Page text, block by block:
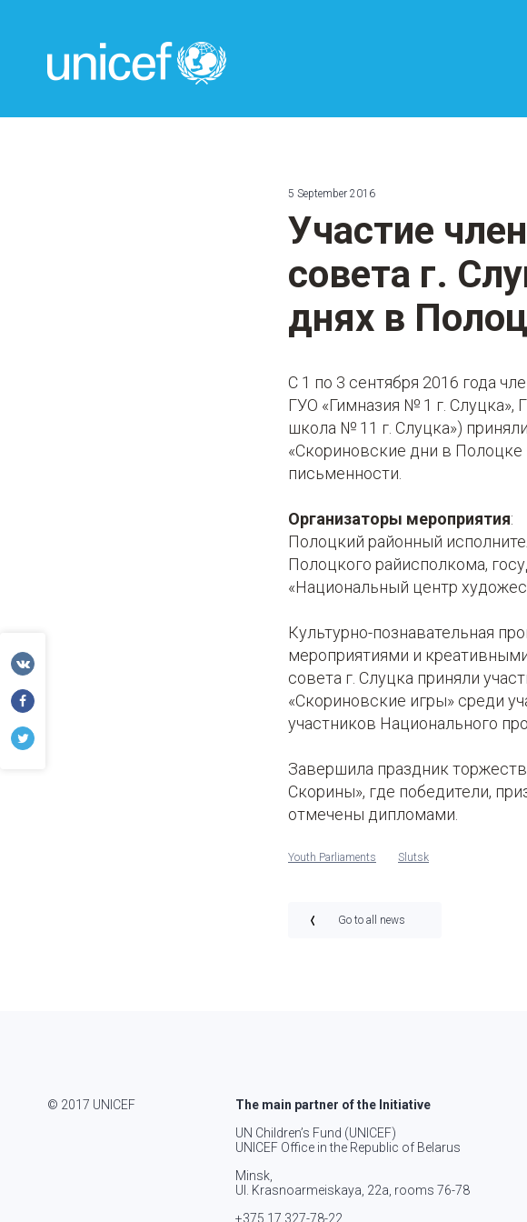
UNICEF
5 September 2016
Участие
совета г.
днях в
С 1 по 3 сентября 2016 года
ГУО «Гимназия № 1 г. Слуцка»,
школа № 11 г. Слуцка»)
«Скориновские дни в
письменности.
Организаторы мероприятия:
Полоцкий районный
Полоцкого райисполкома,
«Национальный центр
Культурно-познавательная
мероприятиями и
совета г. Слуцка приняли
«Скориновские игры» среди
участников Национального
Завершила праздник
Скорины», где победители,
отмечены дипломами.
Youth Parliaments Slutsk
Go to all news
© 2017 UNICEF
The main partner of the Initiative
UN Children’s Fund (UNICEF)
UNICEF Office in the Republic of Belarus
Minsk,
Ul. Krasnoarmeiskaya, 22а, rooms 76-78
+375 17 327-78-22